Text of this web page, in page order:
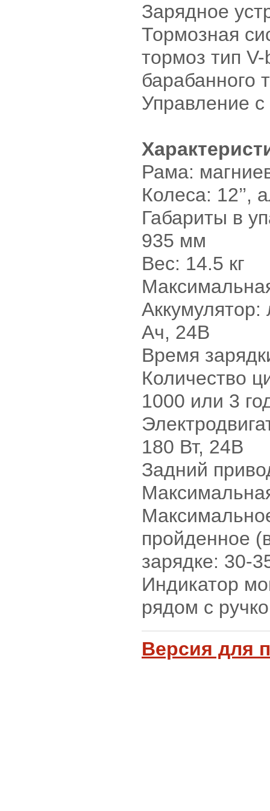
Зарядное
Тормозная
тормоз тип
барабанного
Управление
Рама:
Колеса: 12’’,
Габариты в
935 мм
Вес: 14.5 кг
Ач, 24В
Время
Количество
1000 или 3
180 Вт, 24В
Задний
пройденное
зарядке: 30-
Индикатор
рядом с
Версия для